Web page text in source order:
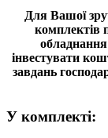
Для Вашої
комплектів
інвестувати
завдань
У комплекті: